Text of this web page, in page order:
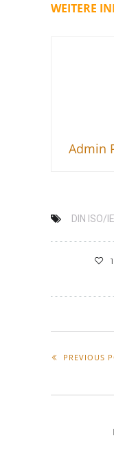
WEITERE
Admin
DIN ISO/
PREVIOUS